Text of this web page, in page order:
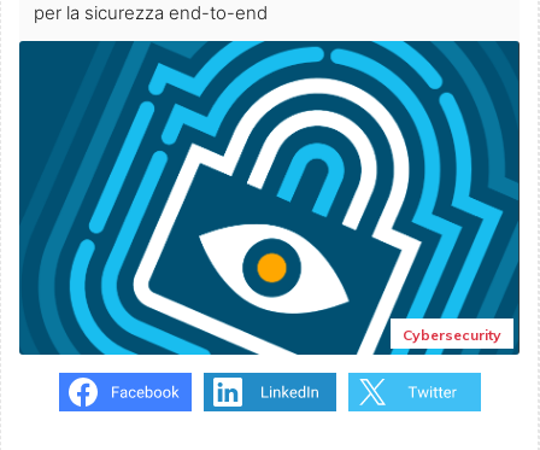
per la sicurezza end-to-end
Cybersecurity